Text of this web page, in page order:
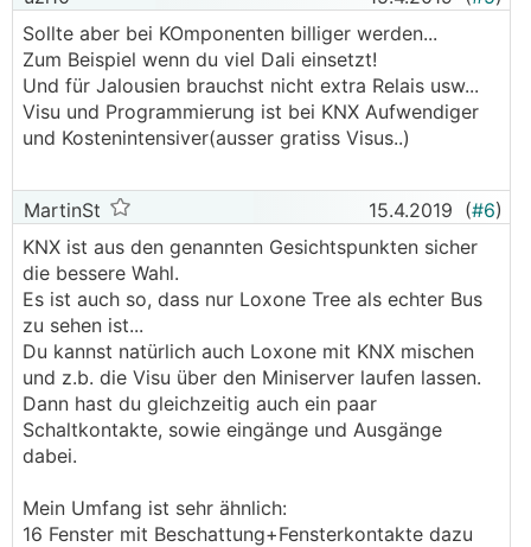
Sollte aber bei KOmponenten billiger werden...
Zum Beispiel wenn du viel Dali einsetzt!
Und für Jalousien brauchst nicht extra Relais usw...
Visu und Programmierung ist bei KNX Aufwendiger
und Kostenintensiver(ausser gratiss Visus..)
MartinSt 15.4.2019 (#6)
KNX ist aus den genannten Gesichtspunkten sicher
die bessere Wahl.
Es ist auch so, dass nur Loxone Tree als echter Bus
zu sehen ist...
Du kannst natürlich auch Loxone mit KNX mischen
und z.b. die Visu über den Miniserver laufen lassen.
Dann hast du gleichzeitig auch ein paar
Schaltkontakte, sowie eingänge und Ausgänge
dabei.
Mein Umfang ist sehr ähnlich:
16 Fenster mit Beschattung+Fensterkontakte dazu